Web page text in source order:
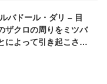
バドール・ダリ – 目
ザクロの周りをミツバ
によって引き起こされ